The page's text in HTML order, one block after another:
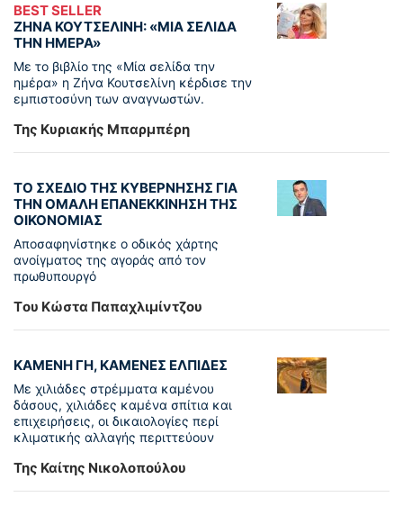
BEST SELLER
ΖΗΝΑ ΚΟΥΤΣΕΛΙΝΗ: «ΜΙΑ ΣΕΛΙΔΑ
ΤΗΝ ΗΜΕΡΑ»
Με το βιβλίο της «Μία σελίδα την
ημέρα» η Ζήνα Κουτσελίνη κέρδισε την
εμπιστοσύνη των αναγνωστών.
Της Κυριακής Μπαρμπέρη
ΤΟ ΣΧΕΔΙΟ ΤΗΣ ΚΥΒΕΡΝΗΣΗΣ ΓΙΑ
ΤΗΝ ΟΜΑΛΗ ΕΠΑΝΕΚΚΙΝΗΣΗ ΤΗΣ
ΟΙΚΟΝΟΜΙΑΣ
Αποσαφηνίστηκε ο οδικός χάρτης
ανοίγματος της αγοράς από τον
πρωθυπουργό
Tου Κώστα Παπαχλιμίντζου
ΚΑΜΕΝΗ ΓΗ, ΚΑΜΕΝΕΣ ΕΛΠΙΔΕΣ
Με χιλιάδες στρέμματα καμένου
δάσους, χιλιάδες καμένα σπίτια και
επιχειρήσεις, οι δικαιολογίες περί
κλιματικής αλλαγής περιττεύουν
Της Καίτης Νικολοπούλου